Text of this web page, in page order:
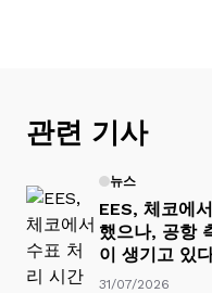
관련 기사
뉴스
EES, 체코에
했으나, 공항
이 생기고 있
31/07/2026